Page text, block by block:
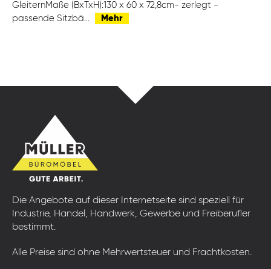
GleiternMaße (BxTxH):130 x 60 x 72,8cm- zerlegt -
passende Sitzbä…
Mehr
Die Angebote auf dieser Internetseite sind speziell für
Industrie, Handel, Handwerk, Gewerbe und Freiberufler
bestimmt.
Alle Preise sind ohne Mehrwertsteuer und Frachtkosten.